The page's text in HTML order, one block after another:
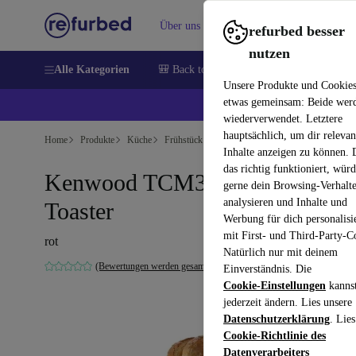
refurbed besser
nutzen
Unsere Produkte und
etwas gemeinsam: Beide
wiederverwendet. Letztere
hauptsächlich, um dir
Inhalte anzeigen zu können.
das richtig funktioniert,
gerne dein Browsing-
analysieren und Inhalte und
Werbung für dich
mit First- und Third-Party-
Natürlich nur mit deinem
Einverständnis. Die
Cookie-Einstellungen
jederzeit ändern. Lies unsere
Datenschutzerklärung.
Cookie-Richtlinie des
Datenverarbeiters
Über uns Verkaufen Hilfe
Alle Kategorien 🎒 Back to school
💰
Home Produkte Küche Frühstück
Kenwood TCM300RD Turbo
Toaster
rot
(Bewertungen werden gesammelt)